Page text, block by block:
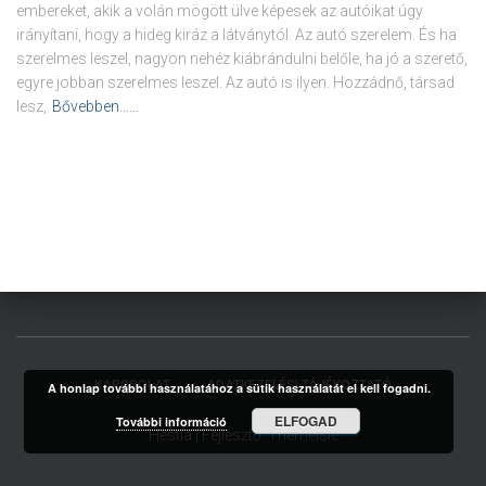
embereket, akik a volán mögött ülve képesek az autóikat úgy
irányítani, hogy a hideg kiráz a látványtól. Az autó szerelem. És ha
szerelmes leszel, nagyon nehéz kiábrándulni belőle, ha jó a szerető,
egyre jobban szerelmes leszel. Az autó is ilyen. Hozzádnő, társad
lesz, Bővebben……
KAPCSOLAT ADATKEZELÉSI TÁJÉKOZTATÓ
Hestia | Fejlesztő:ThemeIsle
A honlap további használatához a sütik használatát el kell fogadni.
További információ ELFOGAD